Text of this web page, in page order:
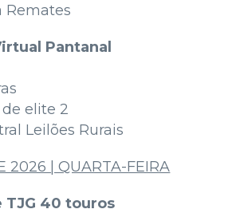
Remates
Pantanal
elite 2
Leilões Rurais
2026 | QUARTA-FEIRA
TJG 40 touros